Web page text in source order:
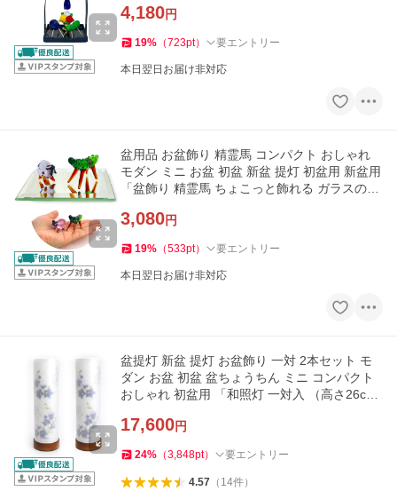
4,180円
19% （723pt） 要エントリー
本日翌日お届け非対応
盆用品 お盆飾り 精霊馬 コンパクト おしゃれ
モダン ミニ お盆 初盆 新盆 提灯 初盆用 新盆用
「盆飾り 精霊馬 ちょこっと飾れる ガラスの精
3,080円
19% （533pt） 要エントリー
本日翌日お届け非対応
盆提灯 新盆 提灯 お盆飾り 一対 2本セット モ
ダン お盆 初盆 盆ちょうちん ミニ コンパクト
おしゃれ 初盆用 「和照灯 一対入 （高さ26c
17,600円
24% （3,848pt） 要エントリー
4.57（ 14件）